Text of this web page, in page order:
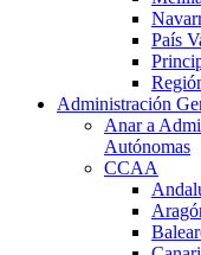
País
Administración
Anar a
Autónomas
CCAA